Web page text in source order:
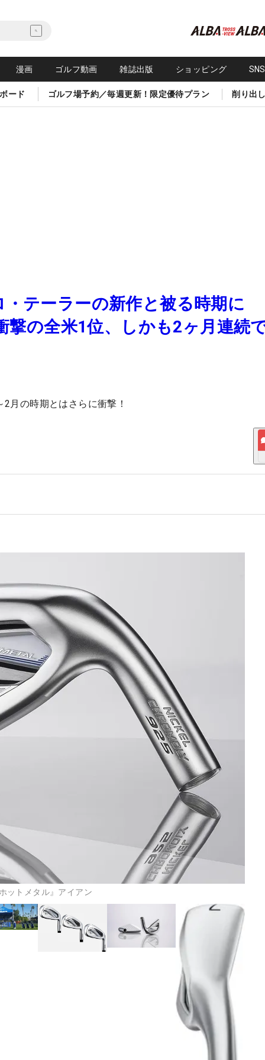
漫画 ゴルフ動画 雑誌出版 ショッピング
ード ゴルフ場予約／毎週更新！限定優待プラン 削り出
テーラーの新作と被る時期に
の全米1位、しかも2ヶ月連続
月の時期とはさらに衝撃！
ットメタル』アイアン